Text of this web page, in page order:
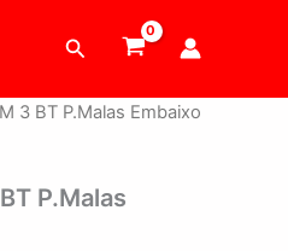
Pesquisar
3 BT P.Malas Embaixo
P.Malas